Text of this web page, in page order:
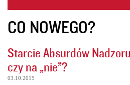
CO NOWEGO?
Starcie Absurdów
czy na „nie”?
03.10.2015